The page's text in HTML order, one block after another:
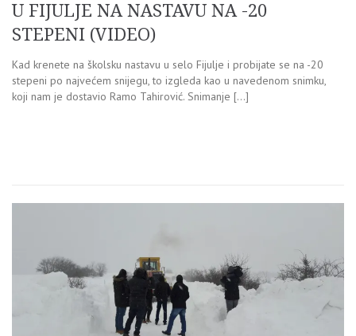
U FIJULJE NA NASTAVU NA -20
STEPENI (VIDEO)
Kad krenete na školsku nastavu u selo Fijulje i probijate se na -20
stepeni po najvećem snijegu, to izgleda kao u navedenom snimku,
koji nam je dostavio Ramo Tahirović. Snimanje […]